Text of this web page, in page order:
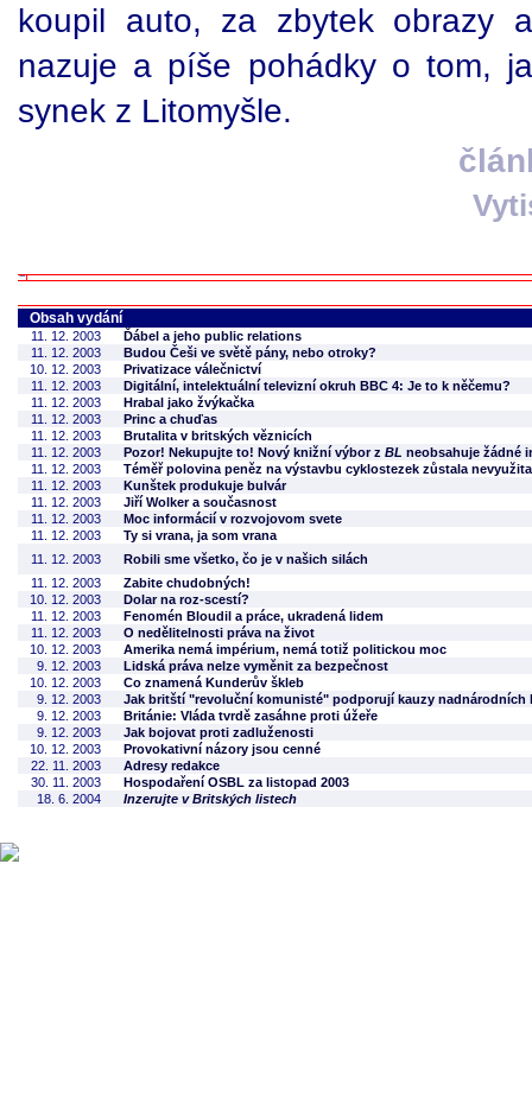
koupil auto, za zbytek obrazy
nazuje a píše pohádky o tom,
synek z Litomyšle.
Obsah vydání
11. 12. 2003
Ďábel a jeho public relations
11. 12. 2003
Budou Češi ve světě pány, nebo otroky?
10. 12. 2003
Privatizace válečnictví
11. 12. 2003
Digitální, intelektuální televizní okruh BBC 4: Je to k něčemu?
11. 12. 2003
Hrabal jako žvýkačka
11. 12. 2003
Princ a chuďas
11. 12. 2003
Brutalita v britských věznicích
11. 12. 2003
Pozor! Nekupujte to! Nový knižní výbor z BL neobsahuje žádné
11. 12. 2003
Téměř polovina peněz na výstavbu cyklostezek zůstala nevyužita
11. 12. 2003
Kunštek produkuje bulvár
11. 12. 2003
Jiří Wolker a současnost
11. 12. 2003
Moc informácií v rozvojovom svete
11. 12. 2003
Ty si vrana, ja som vrana
11. 12. 2003
Robili sme všetko, čo je v našich silách
11. 12. 2003
Zabite chudobných!
10. 12. 2003
Dolar na roz-scestí?
11. 12. 2003
Fenomén Bloudil a práce, ukradená lidem
11. 12. 2003
O nedělitelnosti práva na život
10. 12. 2003
Amerika nemá impérium, nemá totiž politickou moc
9. 12. 2003
Lidská práva nelze vyměnit za bezpečnost
10. 12. 2003
Co znamená Kunderův škleb
9. 12. 2003
Jak britští "revoluční komunisté" podporují kauzy nadnárodních
9. 12. 2003
Británie: Vláda tvrdě zasáhne proti úžeře
9. 12. 2003
Jak bojovat proti zadluženosti
10. 12. 2003
Provokativní názory jsou cenné
22. 11. 2003
Adresy redakce
30. 11. 2003
Hospodaření OSBL za listopad 2003
18. 6. 2004
Inzerujte v Britských listech